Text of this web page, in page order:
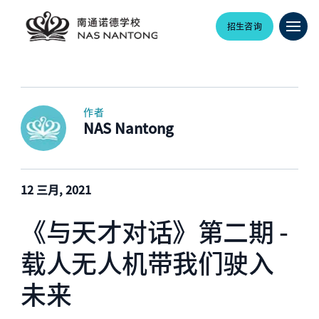
招生咨询
作者
NAS Nantong
12 三月, 2021
《与天才对话》第二期 -
载人无人机带我们驶入
未来